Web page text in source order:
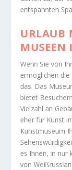
entspannten
URLAUB
MUSEEN
Wenn Sie von
ermöglichen die
das. Das
bietet
Vielzahl an
eher für Kunst
Kunstmuseum
es Ihnen, in nur
von